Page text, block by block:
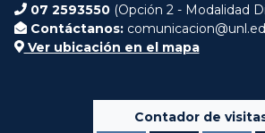
07 2593550 (Opción 2 - Modalidad
Contáctanos:
Ver ubicación en el mapa
Contador de